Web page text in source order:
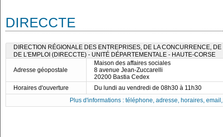
DIRECCTE
DIRECTION RÉGIONALE DES ENTREPRISES, DE LA CONCURRENCE,
DE L'EMPLOI (DIRECCTE) - UNITÉ DÉPARTEMENTALE - HAUTE-CORSE
Adresse géopostale
Maison des affaires sociales
8 avenue Jean-Zuccarelli
20200 Bastia Cedex
Horaires d'ouverture
Du lundi au vendredi de 08h30 à 11h30
Plus d'informations : téléphone, adresse, horaires,